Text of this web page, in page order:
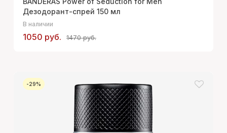
Дезодорант-спрей 150 мл
В наличии
1050 руб. 1470 руб.
-29%